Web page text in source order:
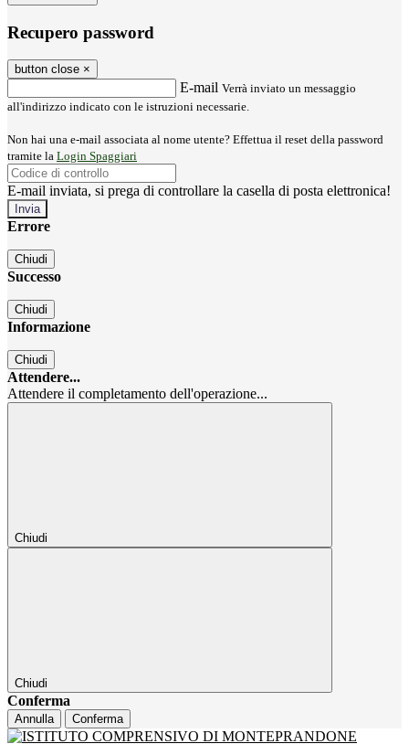
Recupero password
button close ×
E-mail Verrà inviato un messaggio
all'indirizzo indicato con le istruzioni necessarie.
Non hai una e-mail associata al nome utente? Effettua il reset della password
tramite la Login Spaggiari
E-mail inviata, si prega di controllare la casella di posta elettronica!
Errore
Chiudi
Successo
Chiudi
Informazione
Chiudi
Attendere...
Attendere il completamento dell'operazione...
Chiudi
Chiudi
Conferma
Annulla Conferma